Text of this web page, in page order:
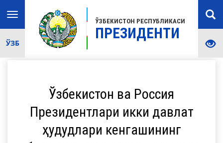
ЎЗБЕКИСТОН РЕСПУБЛИКАСИ
ПРЕЗИДЕНТИ
Toggle
navigation
ЎЗБ
Ўзбекистон ва Россия
Президентлари икки давлат
ҳудудлари кенгашининг